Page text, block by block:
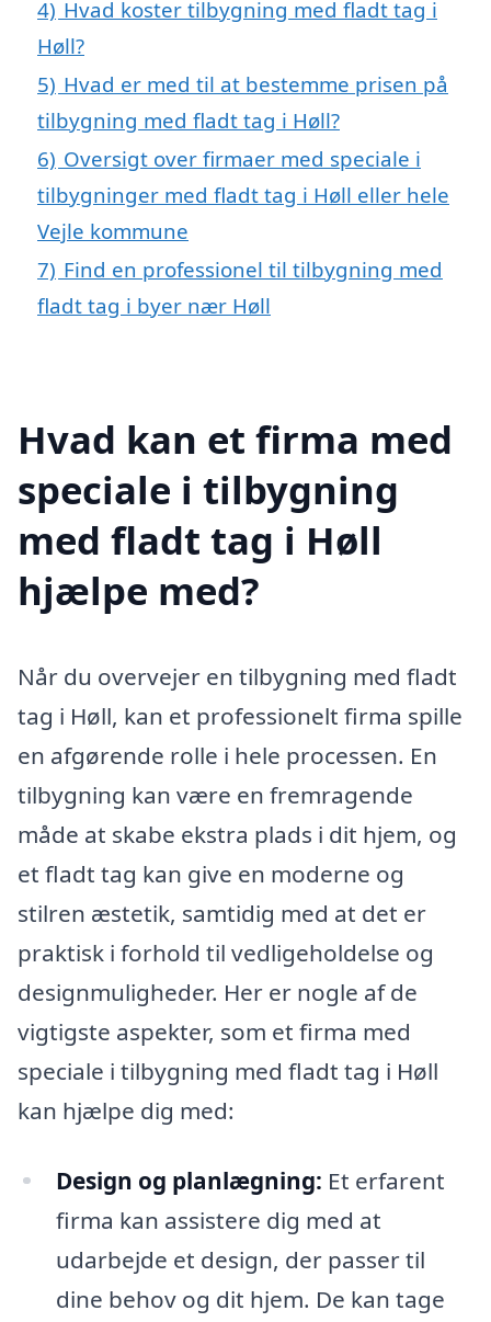
4) Hvad koster tilbygning med fladt tag i
Høll?
5) Hvad er med til at bestemme prisen på
tilbygning med fladt tag i Høll?
6) Oversigt over firmaer med speciale i
tilbygninger med fladt tag i Høll eller hele
Vejle kommune
7) Find en professionel til tilbygning med
fladt tag i byer nær Høll
Hvad kan et firma med
speciale i tilbygning
med fladt tag i Høll
hjælpe med?
Når du overvejer en tilbygning med fladt
tag i Høll, kan et professionelt firma spille
en afgørende rolle i hele processen. En
tilbygning kan være en fremragende
måde at skabe ekstra plads i dit hjem, og
et fladt tag kan give en moderne og
stilren æstetik, samtidig med at det er
praktisk i forhold til vedligeholdelse og
designmuligheder. Her er nogle af de
vigtigste aspekter, som et firma med
speciale i tilbygning med fladt tag i Høll
kan hjælpe dig med:
Design og planlægning: Et erfarent
firma kan assistere dig med at
udarbejde et design, der passer til
dine behov og dit hjem. De kan tage